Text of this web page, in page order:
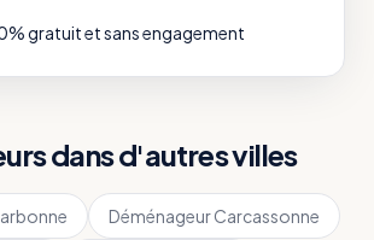
gratuit et sans engagement
dans d'autres villes
DéménageurCarcassonne